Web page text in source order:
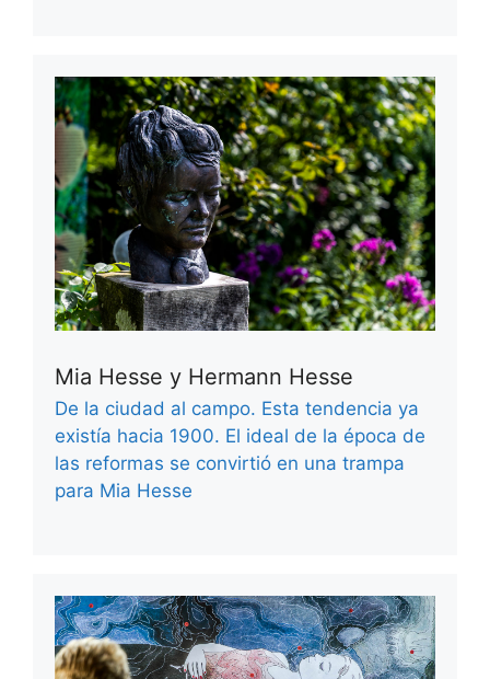
Mia Hesse y Hermann Hesse
De la ciudad al campo. Esta tendencia ya
existía hacia 1900. El ideal de la época de
las reformas se convirtió en una trampa
para Mia Hesse